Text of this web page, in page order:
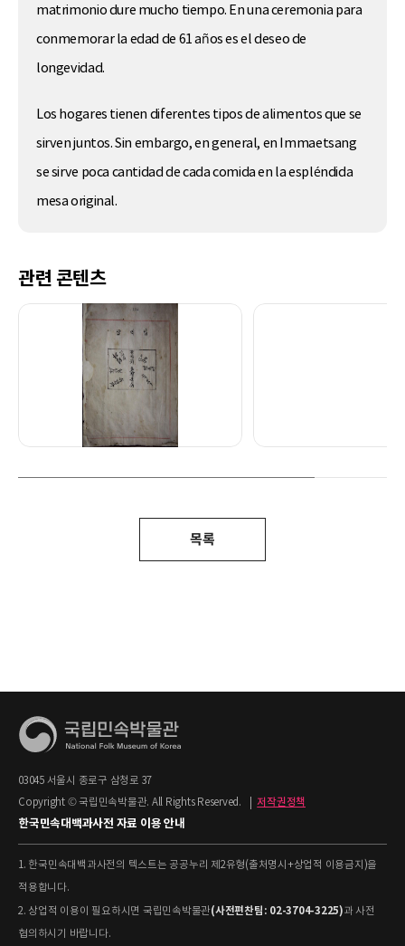
matrimonio dure mucho tiempo. En una ceremonia para
conmemorar la edad de 61 años es el deseo de
longevidad.
Los hogares tienen diferentes tipos de alimentos que se
sirven juntos. Sin embargo, en general, en Immaetsang
se sirve poca cantidad de cada comida en la espléndida
mesa original.
관련 콘텐츠
목록
03045 서울시 종로구 삼청로 37
Copyright © 국립민속박물관. All Rights Reserved.
저작권정책
한국민속대백과사전 자료 이용 안내
1. 한국민속대백과사전의 텍스트는 공공누리 제2유형(출처명시+상업적 이용금지)을
적용합니다.
2. 상업적 이용이 필요하시면 국립민속박물관(사전편찬팀: 02-3704-3225)과 사전
협의하시기 바랍니다.